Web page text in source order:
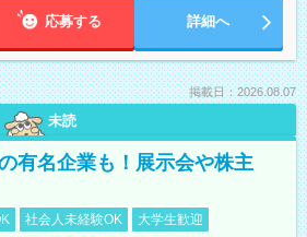
応募する 詳細へ
掲載日：2026.08.07
未読
有名企業も！展示会や株主
社会人未経験OK 大学生歓迎